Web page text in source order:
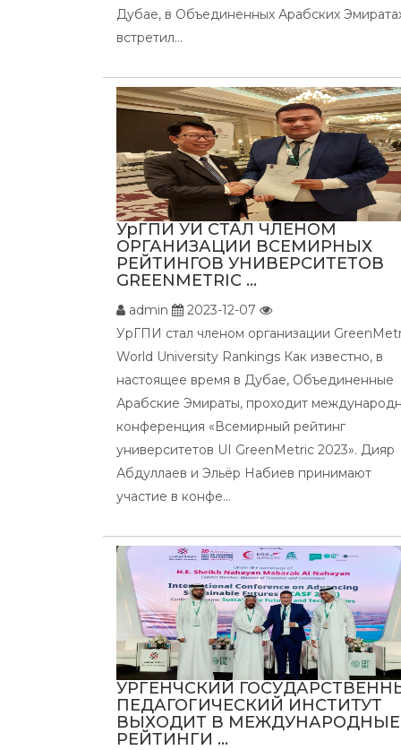
Дубае, в Объединенных Арабских
встретил...
УрГПИ УИ СТАЛ ЧЛЕНОМ
ОРГАНИЗАЦИИ ВСЕМИРНЫХ
РЕЙТИНГОВ УНИВЕРСИТЕТОВ
GREENMETRIC ...
admin
2023-12-07
УрГПИ стал членом организации
World University Rankings Как известно, в
настоящее время в Дубае, Объединенные
Арабские Эмираты, проходит
конференция «Всемирный рейтинг
университетов UI GreenMetric 2023». Дияр
Абдуллаев и Эльёр Набиев принимают
участие в конфе...
УРГЕНЧСКИЙ
ПЕДАГОГИЧЕСКИЙ ИНСТИТУТ
ВЫХОДИТ В МЕЖДУНАРОДНЫЕ
РЕЙТИНГИ ...